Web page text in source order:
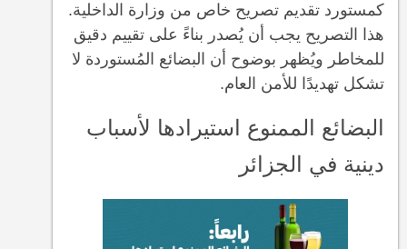
كمستورد تقديم تصريح خاص من وزارة الداخلية.
هذا التصريح يجب أن يُصدر بناءً على تقييم دقيق
للمخاطر ويُظهر بوضوح أن البضائع المُستوردة لا
تشكل تهديدًا للأمن العام.
البضائع الممنوع استيرادها لأسباب
دينية في الجزائر